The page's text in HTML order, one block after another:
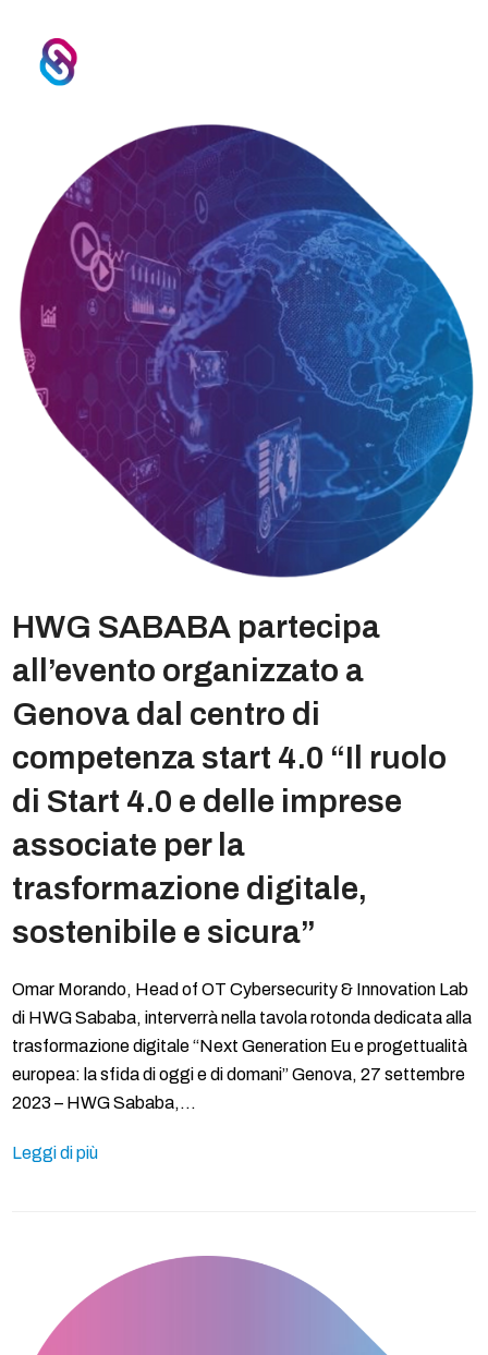
HWG SABABA partecipa
all’evento organizzato a
Genova dal centro di
competenza start 4.0 “Il ruolo
di Start 4.0 e delle imprese
associate per la
trasformazione digitale,
sostenibile e sicura”
Omar Morando, Head of OT Cybersecurity & Innovation Lab
di HWG Sababa, interverrà nella tavola rotonda dedicata alla
trasformazione digitale “Next Generation Eu e progettualità
europea: la sfida di oggi e di domani” Genova, 27 settembre
2023 – HWG Sababa,…
Leggi di più